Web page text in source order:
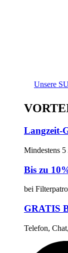
Unsere
Langzeit-
Mindestens 5
Bis zu
bei
GRATIS
Telefon,